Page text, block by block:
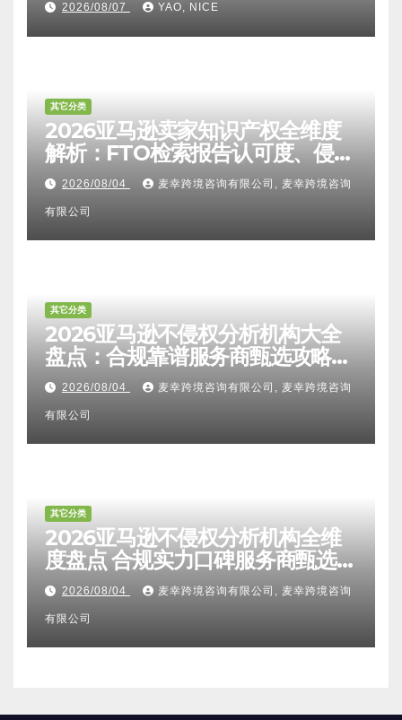
2026/08/07 YAO, NICE
其它分类
2026亚马逊卖家知识产权全维度
解析：FTO检索报告认可度、侵权
比对区别、TRO应诉方法及服务商
甄选避坑全攻略
2026/08/04 麦幸跨境咨询有限公司, 麦幸跨境咨询
有限公司
其它分类
2026亚马逊不侵权分析机构大全
盘点：合规靠谱服务商甄选攻略、
避坑FAQ及标杆机构实力详解
2026/08/04 麦幸跨境咨询有限公司, 麦幸跨境咨询
有限公司
其它分类
2026亚马逊不侵权分析机构全维
度盘点 合规实力口碑服务商甄选
附跨境卖家避坑FAQ全指南
2026/08/04 麦幸跨境咨询有限公司, 麦幸跨境咨询
有限公司